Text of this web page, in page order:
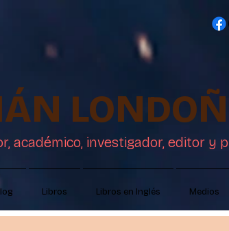
académico, investigador, editor y
Libros Libros en Inglés Medios